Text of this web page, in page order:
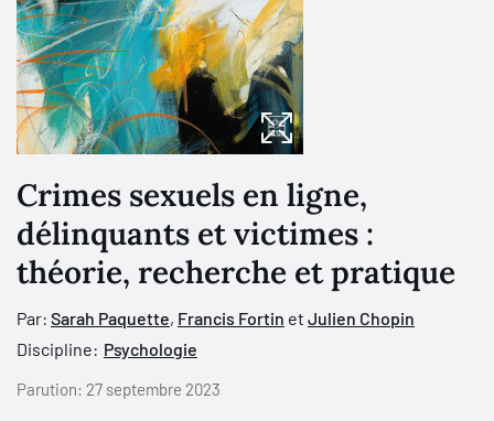
Crimes sexuels en ligne,
délinquants et victimes :
théorie, recherche et pratique
Par: Sarah Paquette, Francis Fortin et Julien Chopin
Discipline: Psychologie
Parution: 27 septembre 2023